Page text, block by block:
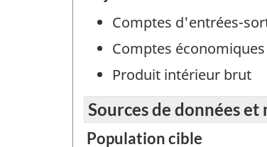
Comptes d'entrées-
Comptes économiques
Produit intérieur brut
Sources de données
Population cible